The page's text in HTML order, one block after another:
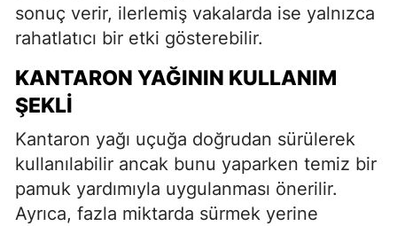
sonuç verir, ilerlemiş vakalarda ise yalnızca
rahatlatıcı bir etki gösterebilir.
KANTARON YAĞININ KULLANIM
ŞEKLI
Kantaron yağı uçuğa doğrudan sürülerek
kullanılabilir ancak bunu yaparken temiz bir
pamuk yardımıyla uygulanması önerilir.
Ayrıca, fazla miktarda sürmek yerine